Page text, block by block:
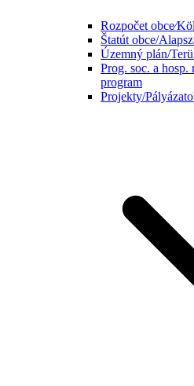
Rozpočet
Štatút obce/
Územný plán/
Prog. soc. a hosp.
program
Projekty/